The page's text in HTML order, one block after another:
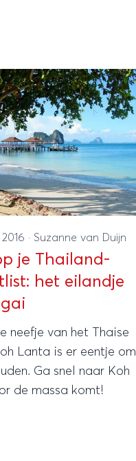
· Suzanne van Duijn
je Thailand-
het eilandje
neefje van het Thaise
Lanta is er eentje om
Ga snel naar Koh
de massa komt!